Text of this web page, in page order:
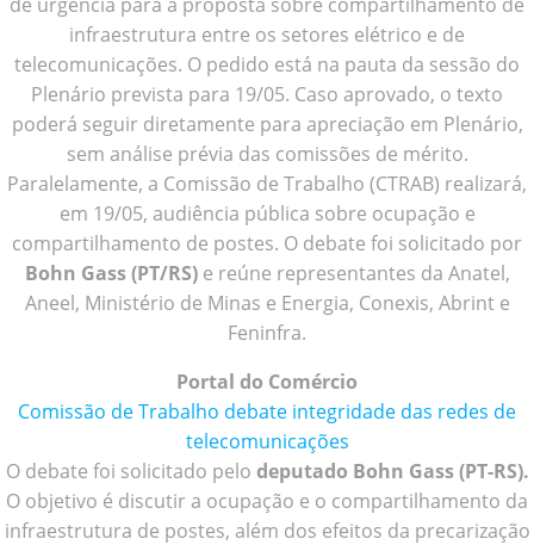
infraestrutura entre os setores elétrico e de
telecomunicações. O pedido está na pauta da sessão do
Plenário prevista para 19/05. Caso aprovado, o texto
poderá seguir diretamente para apreciação em Plenário,
sem análise prévia das comissões de mérito.
Paralelamente, a Comissão de Trabalho (CTRAB) realizará,
em 19/05, audiência pública sobre ocupação e
compartilhamento de postes. O debate foi solicitado por
Bohn Gass (PT/RS)e reúne representantes da Anatel,
Aneel, Ministério de Minas e Energia, Conexis, Abrint e
Feninfra.
Portal do Comércio
Comissão de Trabalho debate integridade das redes de
telecomunicações
O debate foi solicitado pelo deputado Bohn Gass (PT-RS).
O objetivo é discutir a ocupação e o compartilhamento da
infraestrutura de postes, além dos efeitos da precarização